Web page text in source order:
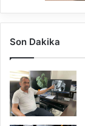
Son Dakika